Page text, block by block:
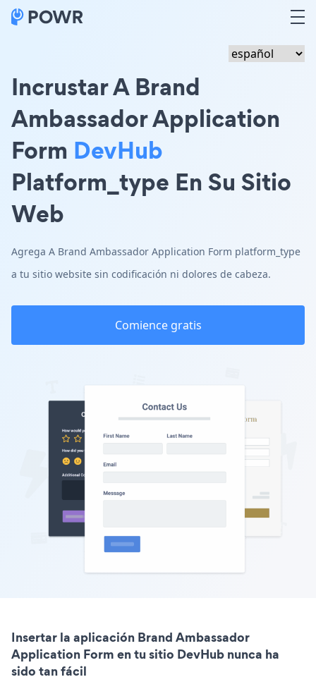
Incrustar A Brand
Ambassador Application
Form DevHub
Platform_type En Su Sitio
Web
Agrega A Brand Ambassador Application Form platform_type
a tu sitio website sin codificación ni dolores de cabeza.
Comience gratis
Insertar la aplicación Brand Ambassador
Application Form en tu sitio DevHub nunca ha
sido tan fácil